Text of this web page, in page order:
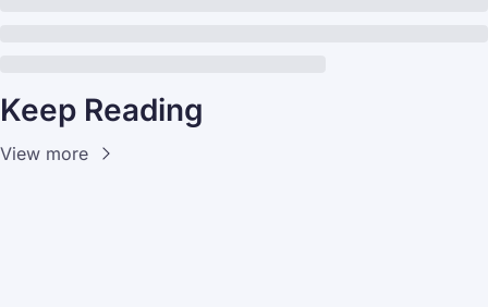
Keep Reading
View more